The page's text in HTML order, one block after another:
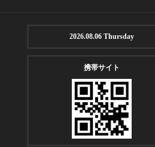
2026.08.06 Thursday
携帯サイト